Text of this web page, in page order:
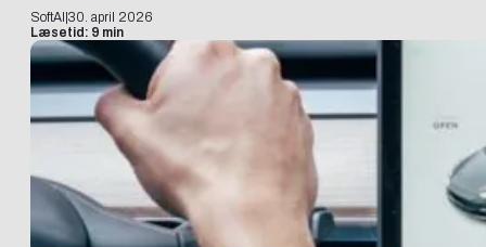
SoftAI 30. april 2026
Læsetid: 9 min